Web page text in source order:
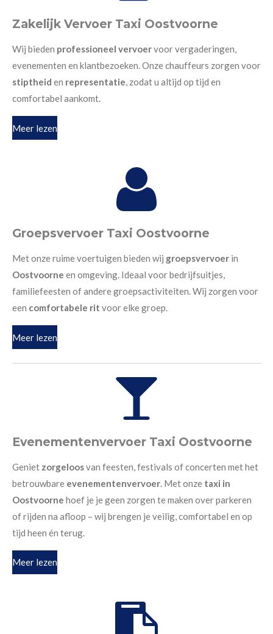
Zakelijk Vervoer Taxi Oostvoorne
Wij bieden professioneel vervoervoor vergaderingen,
evenementen en klantbezoeken. Onze chauffeurs zorgen voor
stiptheid en representatie, zodat u altijd op tijd en
comfortabel aankomt.
Meer lezen
Groepsvervoer Taxi Oostvoorne
Met onze ruime voertuigen bieden wij groepsvervoer in
Oostvoorne en omgeving. Ideaal voor bedrijfsuitjes,
familiefeesten of andere groepsactiviteiten. Wij zorgen voor
een comfortabele rit voor elke groep.
Meer lezen
Evenementenvervoer Taxi Oostvoorne
Geniet zorgeloosvan feesten, festivals of concerten met het
betrouwbare evenementenvervoer. Met onze taxi in
Oostvoorne hoef je je geen zorgen te maken over parkeren
of rijden na afloop – wij brengen je veilig, comfortabel en op
tijd heen én terug.
Meer lezen